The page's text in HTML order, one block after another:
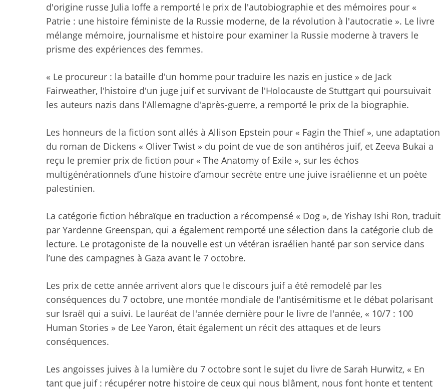
d'origine russe Julia Ioffe a remporté le prix de l'autobiographie et des mémoires pour «
Patrie : une histoire féministe de la Russie moderne, de la révolution à l'autocratie ». Le livre
mélange mémoire, journalisme et histoire pour examiner la Russie moderne à travers le
prisme des expériences des femmes.
« Le procureur : la bataille d'un homme pour traduire les nazis en justice » de Jack
Fairweather, l'histoire d'un juge juif et survivant de l'Holocauste de Stuttgart qui poursuivait
les auteurs nazis dans l'Allemagne d'après-guerre, a remporté le prix de la biographie.
Les honneurs de la fiction sont allés à Allison Epstein pour « Fagin the Thief », une adaptation
du roman de Dickens « Oliver Twist » du point de vue de son antihéros juif, et Zeeva Bukai a
reçu le premier prix de fiction pour « The Anatomy of Exile », sur les échos
multigénérationnels d’une histoire d’amour secrète entre une juive israélienne et un poète
palestinien.
La catégorie fiction hébraïque en traduction a récompensé « Dog », de Yishay Ishi Ron, traduit
par Yardenne Greenspan, qui a également remporté une sélection dans la catégorie club de
lecture. Le protagoniste de la nouvelle est un vétéran israélien hanté par son service dans
l’une des campagnes à Gaza avant le 7 octobre.
Les prix de cette année arrivent alors que le discours juif a été remodelé par les
conséquences du 7 octobre, une montée mondiale de l'antisémitisme et le débat polarisant
sur Israël qui a suivi. Le lauréat de l'année dernière pour le livre de l'année, « 10/7 : 100
Human Stories » de Lee Yaron, était également un récit des attaques et de leurs
conséquences.
Les angoisses juives à la lumière du 7 octobre sont le sujet du livre de Sarah Hurwitz, « En
tant que juif : récupérer notre histoire de ceux qui nous blâment, nous font honte et tentent